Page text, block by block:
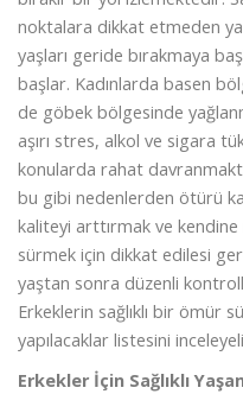
noktalara dikkat etmeden
yaşları geride bırakmaya
başlar. Kadınlarda basen
de göbek bölgesinde
aşırı stres, alkol ve sigara
konularda rahat
bu gibi nedenlerden ötürü
kaliteyi arttırmak ve kendine
sürmek için dikkat edilesi
yaştan sonra düzenli
Erkeklerin sağlıklı bir ömür
yapılacaklar listesini
Erkekler İçin Sağlıklı